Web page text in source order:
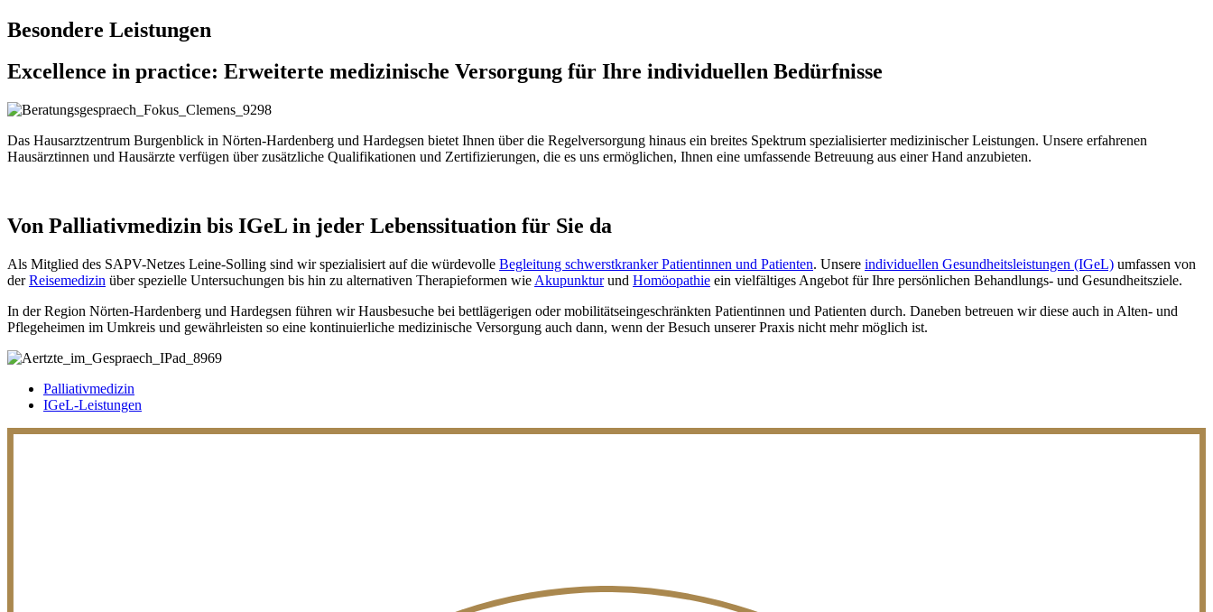
Besondere Leistungen
Excellence in practice: Erweiterte medizinische Versorgung für Ihre individuellen Bedürfnisse
Das Hausarztzentrum Burgenblick in Nörten-Hardenberg und Hardegsen bietet Ihnen über die Regelversorgung hinaus ein breites Spektrum spezialisierter medizinischer Leistungen. Unsere erfahrenen
Hausärztinnen und Hausärzte verfügen über zusätzliche Qualifikationen und Zertifizierungen, die es uns ermöglichen, Ihnen eine umfassende Betreuung aus einer Hand anzubieten.
Von Palliativmedizin bis IGeL in jeder Lebenssituation für Sie da
Als Mitglied des SAPV-Netzes Leine-Solling sind wir spezialisiert auf die würdevolle Begleitung schwerstkranker Patientinnen und Patienten. Unsere individuellen Gesundheitsleistungen (IGeL) umfassen von
derReisemedizin über spezielle Untersuchungen bis hin zu alternativen Therapieformen wie Akupunkturund Homöopathie ein vielfältiges Angebot für Ihre persönlichen Behandlungs- und Gesundheitsziele.
In der Region Nörten-Hardenberg und Hardegsen führen wir Hausbesuche bei bettlägerigen oder mobilitätseingeschränkten Patientinnen und Patienten durch. Daneben betreuen wir diese auch in Alten- und
Pflegeheimen im Umkreis und gewährleisten so eine kontinuierliche medizinische Versorgung auch dann, wenn der Besuch unserer Praxis nicht mehr möglich ist.
Palliativmedizin
IGeL-Leistungen